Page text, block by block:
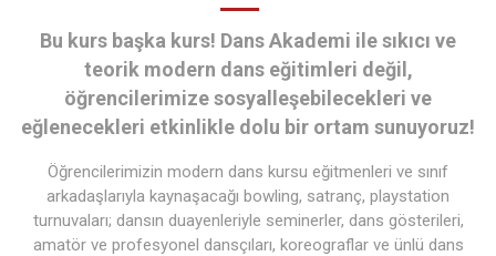
Bu kurs başka kurs! Dans Akademi ile sıkıcı ve
teorik modern dans eğitimleri değil,
öğrencilerimize sosyalleşebilecekleri ve
eğlenecekleri etkinlikle dolu bir ortam sunuyoruz!
Öğrencilerimizin modern dans kursu eğitmenleri ve sınıf
arkadaşlarıyla kaynaşacağı bowling, satranç, playstation
turnuvaları; dansın duayenleriyle seminerler, dans gösterileri,
amatör ve profesyonel dansçıları, koreograflar ve ünlü dans